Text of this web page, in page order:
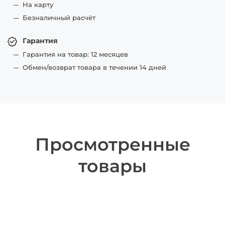
На карту
Безналичный расчёт
Гарантия
Гарантия на товар: 12 месяцев
Обмен/возврат товара в течении 14 дней
Просмотренные
товары